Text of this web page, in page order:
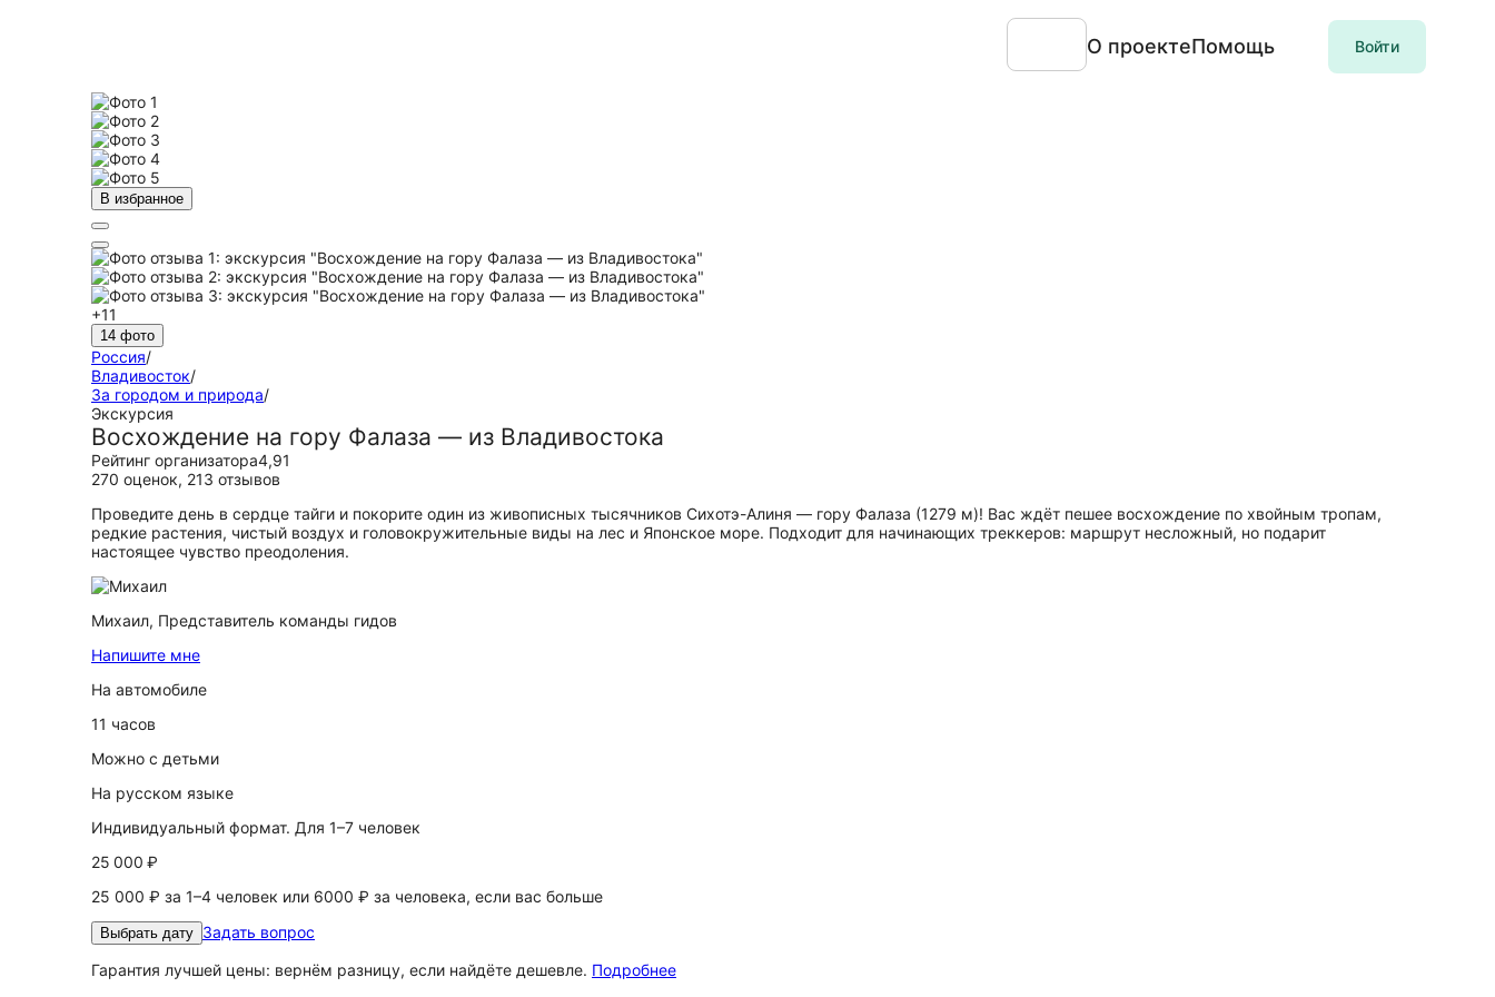
О проектеПомощь Войти
В избранное
+11
14 фото
Россия/
Владивосток/
За городом и природа/
Экскурсия
Восхождение на гору Фалаза — из Владивостока
Рейтинг организатора4,91
270 оценок, 213 отзывов
Проведите день в сердце тайги и покорите один из живописных тысячников Сихотэ-Алиня — гору Фалаза (1279 м)! Вас ждёт пешее восхождение по хвойным тропам,
редкие растения, чистый воздух и головокружительные виды на лес и Японское море. Подходит для начинающих треккеров: маршрут несложный, но подарит
настоящее чувство преодоления.
Михаил, Представитель команды гидов
Напишите мне
На автомобиле
11 часов
Можно с детьми
На русском языке
Индивидуальный формат. Для 1–7 человек
25 000 ₽
25 000 ₽ за 1–4 человек или 6000 ₽ за человека, если вас больше
Выбрать дату Задать вопрос
Гарантия лучшей цены: вернём разницу, если найдёте дешевле. Подробнее